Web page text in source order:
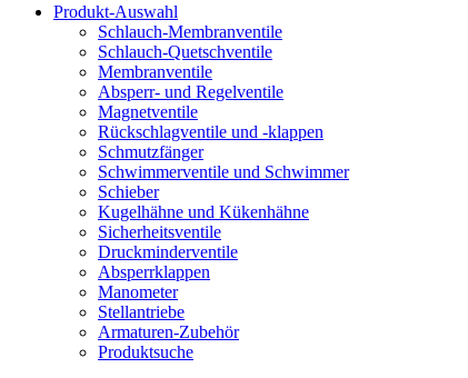
Produkt-Auswahl
Schlauch-Membranventile
Schlauch-Quetschventile
Membranventile
Absperr- und Regelventile
Magnetventile
Rückschlagventile und -klappen
Schmutzfänger
Schwimmerventile und Schwimmer
Schieber
Kugelhähne und Kükenhähne
Sicherheitsventile
Druckminderventile
Absperrklappen
Manometer
Stellantriebe
Armaturen-Zubehör
Produktsuche